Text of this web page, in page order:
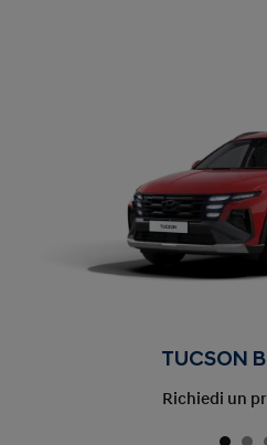
TUCSON
Richiedi un